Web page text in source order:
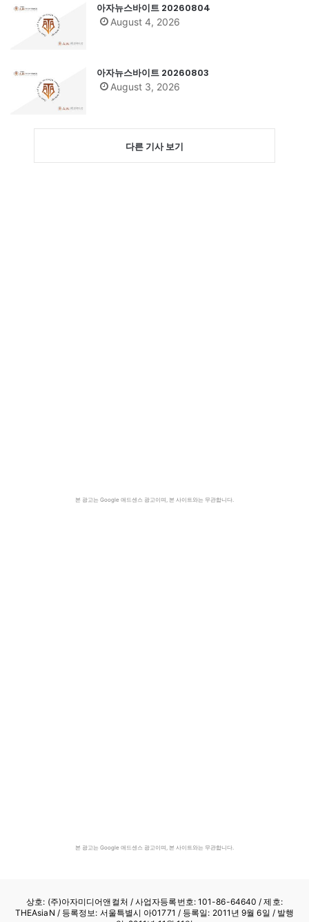
아자뉴스바이트 20260804
August 4, 2026
아자뉴스바이트 20260803
August 3, 2026
다른 기사 보기
본 광고는 Google 애드센스 광고이며, 본 사이트와는 무관합니다.
본 광고는 Google 애드센스 광고이며, 본 사이트와는 무관합니다.
상호: (주)아자미디어앤컬처 /사업자등록번호: 101-86-64640 / 제호:
THEAsiaN / 등록정보: 서울특별시 아01771 / 등록일: 2011년 9월 6일 / 발행